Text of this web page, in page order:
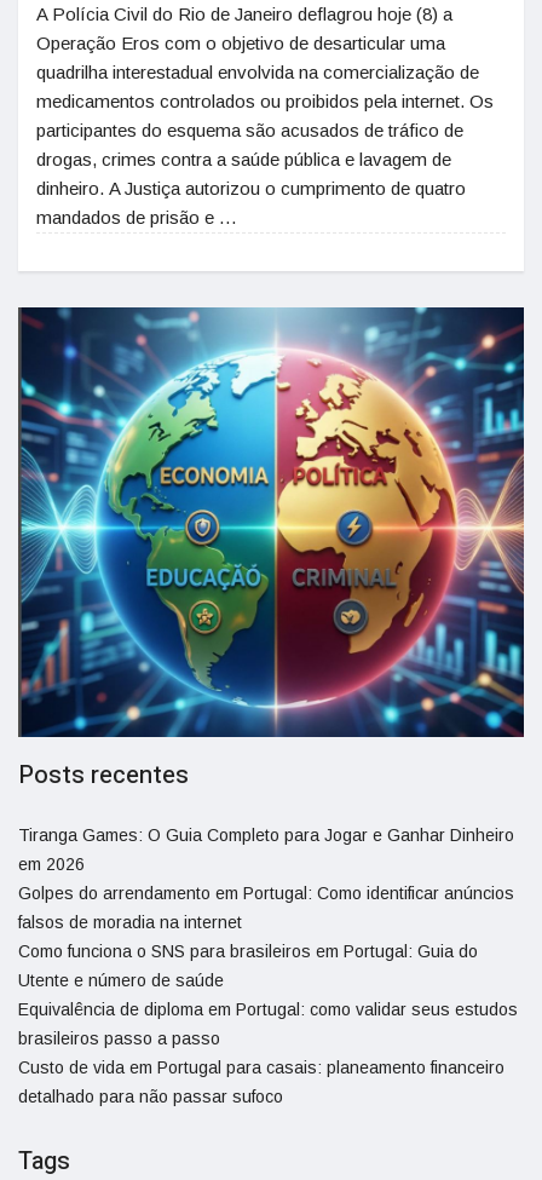
A Polícia Civil do Rio de Janeiro deflagrou hoje (8) a
Operação Eros com o objetivo de desarticular uma
quadrilha interestadual envolvida na comercialização de
medicamentos controlados ou proibidos pela internet. Os
participantes do esquema são acusados de tráfico de
drogas, crimes contra a saúde pública e lavagem de
dinheiro. A Justiça autorizou o cumprimento de quatro
mandados de prisão e …
Posts recentes
Tiranga Games: O Guia Completo para Jogar e Ganhar Dinheiro
em 2026
Golpes do arrendamento em Portugal: Como identificar anúncios
falsos de moradia na internet
Como funciona o SNS para brasileiros em Portugal: Guia do
Utente e número de saúde
Equivalência de diploma em Portugal: como validar seus estudos
brasileiros passo a passo
Custo de vida em Portugal para casais: planeamento financeiro
detalhado para não passar sufoco
Tags